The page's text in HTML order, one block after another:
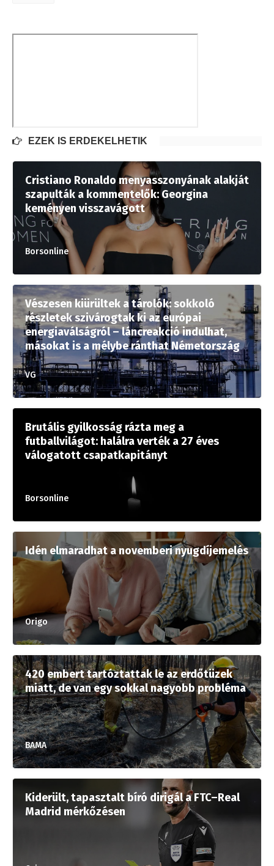
EZEK IS ÉRDEKELHETIK
Cristiano Ronaldo menyasszonyának alakját
szapulták a kommentelők: Georgina
keményen visszavágott
Borsonline
Vészesen kiürültek a tárolók: sokkoló
részletek szivárogtak ki az európai
energiaválságról – láncreakció indulhat,
másokat is a mélybe ránthat Németország
VG
Brutális gyilkosság rázta meg a
futballvilágot: halálra verték a 27 éves
válogatott csapatkapitányt
Borsonline
Idén elmaradhat a novemberi nyugdíjemelés
Origo
420 embert tartóztattak le az erdőtüzek
miatt, de van egy sokkal nagyobb probléma
BAMA
Kiderült, tapasztalt bíró dirigál a FTC–Real
Madrid mérkőzésen